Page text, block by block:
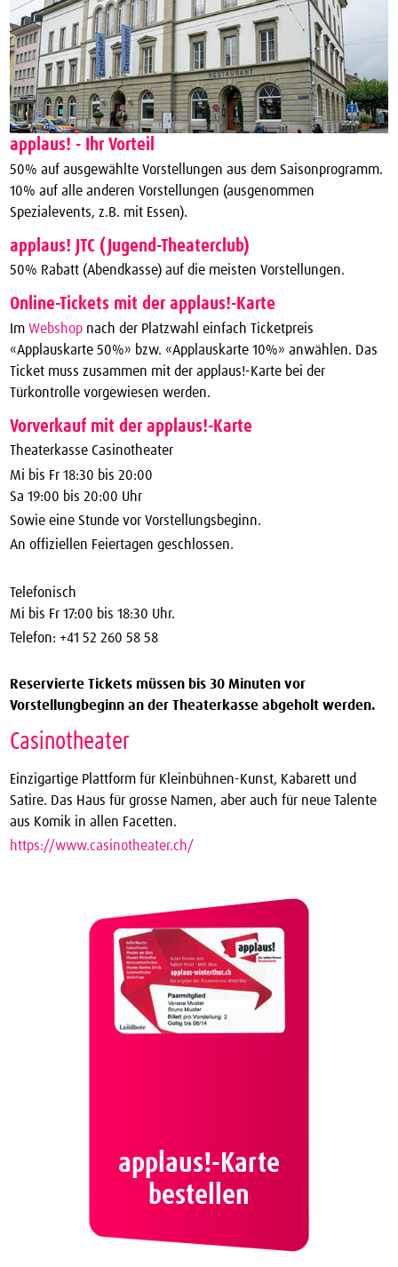
applaus! - Ihr Vorteil
50% auf ausgewählte Vorstellungen aus dem Saisonprogramm.
10% auf alle anderen Vorstellungen (ausgenommen
Spezialevents, z.B. mit Essen).
applaus! JTC (Jugend-Theaterclub)
50% Rabatt (Abendkasse) auf die meisten Vorstellungen.
Online-Tickets mit der applaus!-Karte
ImWebshop nach der Platzwahl einfach Ticketpreis
«Applauskarte 50%» bzw. «Applauskarte 10%» anwählen. Das
Ticket muss zusammen mit der applaus!-Karte bei der
Türkontrolle vorgewiesen werden.
Vorverkauf mit der applaus!-Karte
Theaterkasse Casinotheater
Mi bis Fr 18:30 bis 20:00
Sa 19:00 bis 20:00 Uhr
Sowie eine Stunde vor Vorstellungsbeginn.
An offiziellen Feiertagen geschlossen.
Telefonisch
Mi bis Fr 17:00 bis 18:30 Uhr.
Telefon: +41 52 260 58 58
Reservierte Tickets müssen bis 30 Minuten vor
Vorstellungbeginn an der Theaterkasse abgeholt werden.
Casinotheater
Einzigartige Plattform für Kleinbühnen-Kunst, Kabarett und
Satire. Das Haus für grosse Namen, aber auch für neue Talente
aus Komik in allen Facetten.
https://www.casinotheater.ch/
applaus!-Karte
bestellen